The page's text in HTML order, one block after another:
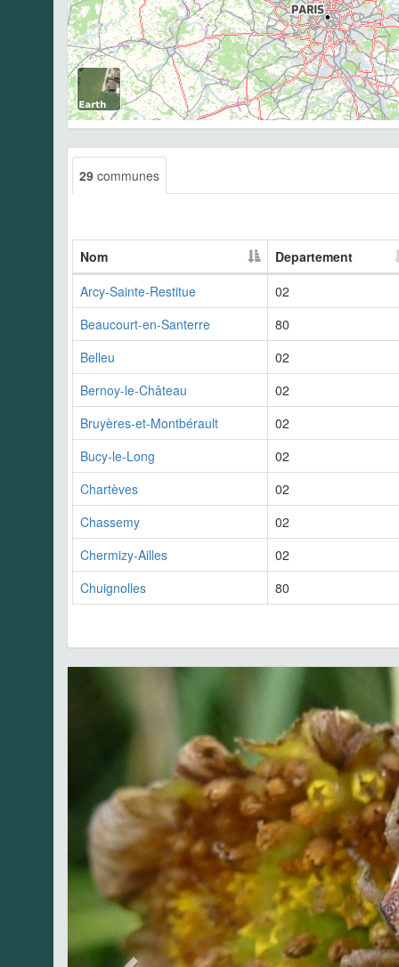
29 communes
Nom
Departement
Arcy-Sainte-Restitue
02
Beaucourt-en-Santerre
80
Belleu
02
Bernoy-le-Château
02
Bruyères-et-Montbérault
02
Bucy-le-Long
02
Chartèves
02
Chassemy
02
Chermizy-Ailles
02
Chuignolles
80